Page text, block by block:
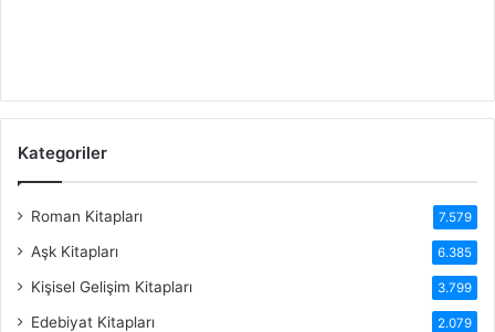
Kategoriler
Roman Kitapları 7.579
Aşk Kitapları 6.385
Kişisel Gelişim Kitapları 3.799
Edebiyat Kitapları 2.079